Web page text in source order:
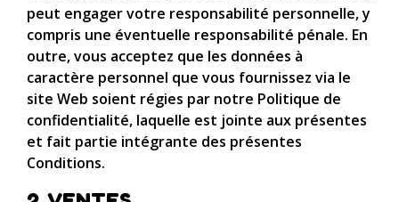
peut engager votre responsabilité personnelle, y
compris une éventuelle responsabilité pénale. En
outre, vous acceptez que les données à
caractère personnel que vous fournissez via le
site Web soient régies par notre Politique de
confidentialité, laquelle est jointe aux présentes
et fait partie intégrante des présentes
Conditions.